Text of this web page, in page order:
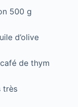
500 g
d’olive
de thym
très